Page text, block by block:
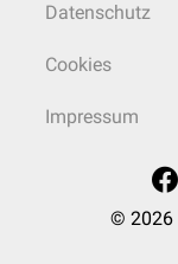
Datenschutz
Cookies
Impressum
© 2026